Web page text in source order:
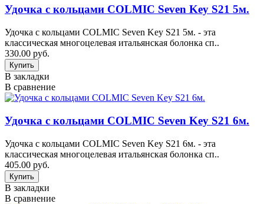
Удочка с кольцами COLMIC Seven Key S21 5м.
Удочка с кольцами COLMIC Seven Key S21 5м. - эта
классическая многоцелевая итальянская болонка сп..
330.00 руб.
В закладки
В сравнение
Удочка с кольцами COLMIC Seven Key S21 6м.
Удочка с кольцами COLMIC Seven Key S21 6м. - эта
классическая многоцелевая итальянская болонка сп..
405.00 руб.
В закладки
В сравнение